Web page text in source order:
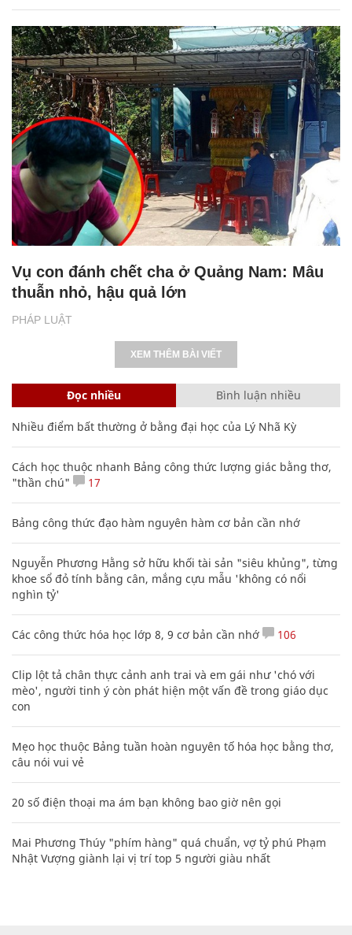
PHÁP LUẬT
Vụ con đánh chết cha ở Quảng Nam: Mâu
thuẫn nhỏ, hậu quả lớn
XEM THÊM BÀI VIẾT
Đọc nhiều Bình luận nhiều
Nhiều điểm bất thường ở bằng đại học của Lý Nhã Kỳ
Cách học thuộc nhanh Bảng công thức lượng giác bằng thơ,
"thần chú"
17
Bảng công thức đạo hàm nguyên hàm cơ bản cần nhớ
Nguyễn Phương Hằng sở hữu khối tài sản "siêu khủng", từng
khoe sổ đỏ tính bằng cân, mắng cựu mẫu 'không có nổi
nghìn tỷ'
Các công thức hóa học lớp 8, 9 cơ bản cần nhớ 106
Clip lột tả chân thực cảnh anh trai và em gái như 'chó với
mèo', người tinh ý còn phát hiện một vấn đề trong giáo dục
con
Mẹo học thuộc Bảng tuần hoàn nguyên tố hóa học bằng thơ,
câu nói vui vẻ
20 số điện thoại ma ám bạn không bao giờ nên gọi
Mai Phương Thúy "phím hàng" quá chuẩn, vợ tỷ phú Phạm
Nhật Vượng giành lại vị trí top 5 người giàu nhất